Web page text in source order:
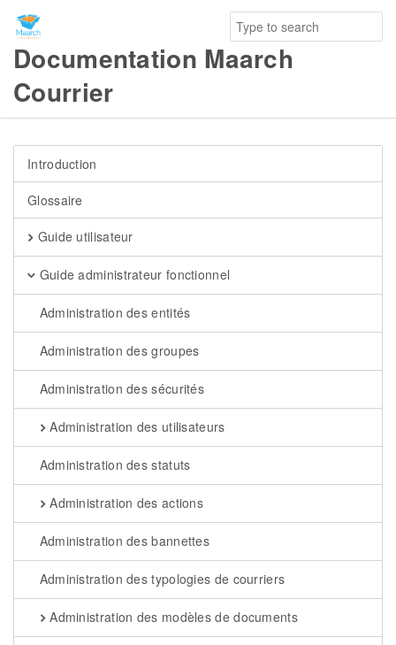
Documentation Maarch
Courrier
Introduction
Glossaire
Guide utilisateur
Guide administrateur fonctionnel
Administration des entités
Administration des groupes
Administration des sécurités
Administration des utilisateurs
Administration des statuts
Administration des actions
Administration des bannettes
Administration des typologies de courriers
Administration des modèles de documents